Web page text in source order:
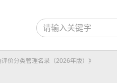
价分类管理名录（2026年版）》